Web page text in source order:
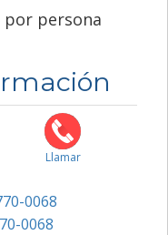
por persona
Llamar
0068
0068